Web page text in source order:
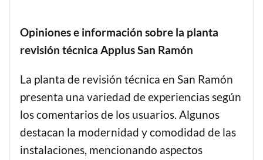
Opiniones e información sobre la planta
revisión técnica Applus San Ramón
La planta de revisión técnica en San Ramón
presenta una variedad de experiencias según
los comentarios de los usuarios. Algunos
destacan la modernidad y comodidad de las
instalaciones, mencionando aspectos